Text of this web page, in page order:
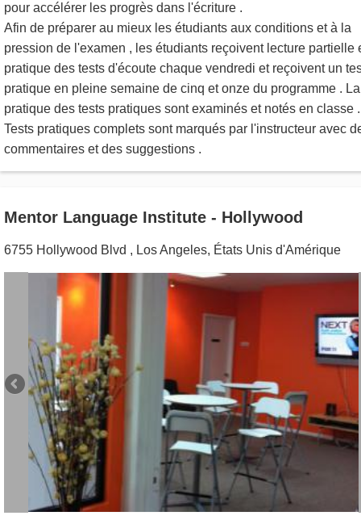
pour accélérer les progrès dans l'écriture .
Afin de préparer au mieux les étudiants aux conditions et à la
pression de l'examen , les étudiants reçoivent lecture partielle
pratique des tests d'écoute chaque vendredi et reçoivent un
pratique en pleine semaine de cinq et onze du programme . La
pratique des tests pratiques sont examinés et notés en classe .
Tests pratiques complets sont marqués par l'instructeur avec
commentaires et des suggestions .
Mentor Language Institute - Hollywood
6755 Hollywood Blvd , Los Angeles, États Unis d'Amérique